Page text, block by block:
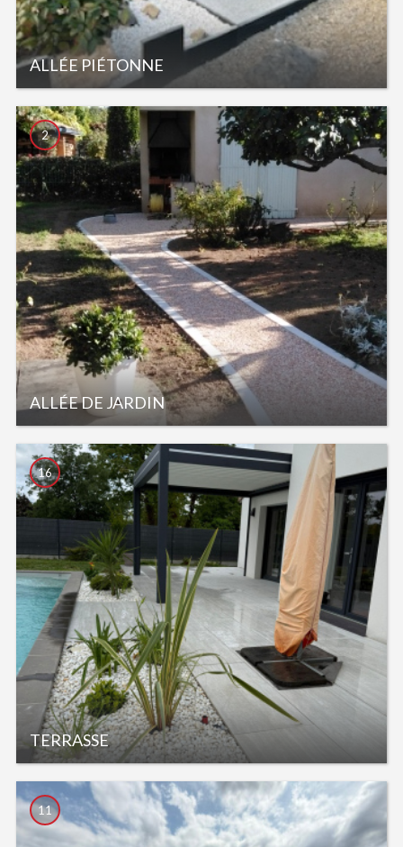
ALLÉE PIÉTONNE
ALLÉE DE JARDIN
2
TERRASSE
16
11